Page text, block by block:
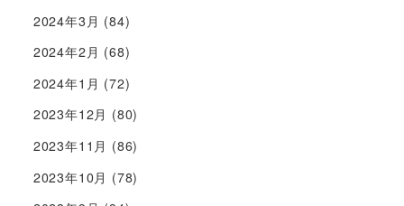
2024年3月 (84)
2024年2月 (68)
2024年1月 (72)
2023年12月 (80)
2023年11月 (86)
2023年10月 (78)